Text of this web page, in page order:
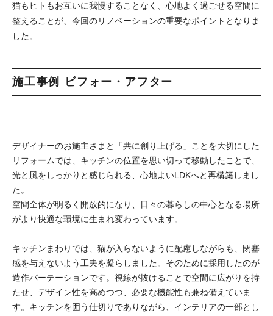
猫もヒトもお互いに我慢することなく、心地よく過ごせる空間に
整えることが、今回のリノベーションの重要なポイントとなりま
した。
施工事例 ビフォー・アフター
デザイナーのお施主さまと「共に創り上げる」ことを大切にした
リフォームでは、キッチンの位置を思い切って移動したことで、
光と風をしっかりと感じられる、心地よいLDKへと再構築しまし
た。
空間全体が明るく開放的になり、日々の暮らしの中心となる場所
がより快適な環境に生まれ変わっています。
キッチンまわりでは、猫が入らないように配慮しながらも、閉塞
感を与えないよう工夫を凝らしました。そのために採用したのが
造作パーテーションです。視線が抜けることで空間に広がりを持
たせ、デザイン性を高めつつ、必要な機能性も兼ね備えていま
す。キッチンを囲う仕切りでありながら、インテリアの一部とし